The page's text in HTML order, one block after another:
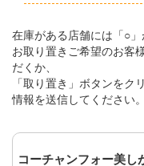
在庫がある店舗には「○」
お取り置きご希望のお客
だくか、
「取り置き」ボタンをク
情報を送信してください。
コーチャンフォー美し